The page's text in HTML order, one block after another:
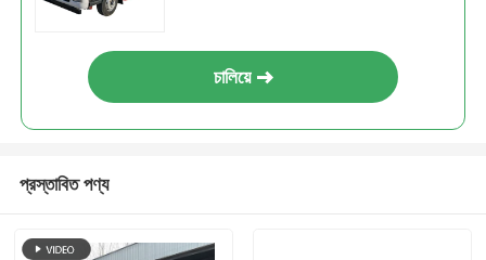
চালিয়ে
প্রস্তাবিত পণ্য